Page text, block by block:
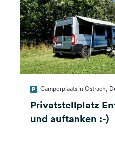
Camperplaats in Ostrach,
Privatstellplatz
und auftanken :-)